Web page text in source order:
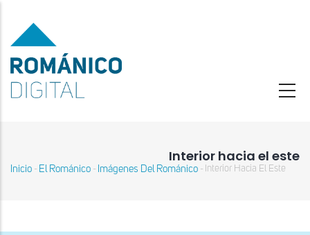
contenido
principal
Interior hacia el este
Sobrescribir
Inicio - El Románico - Imágenes Del Románico - Interior Hacia El Este